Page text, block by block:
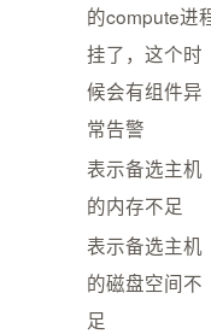
的compute进
挂了，这个时
候会有组件异
常告警
表示备选主机
的内存不足
表示备选主机
的磁盘空间不
足